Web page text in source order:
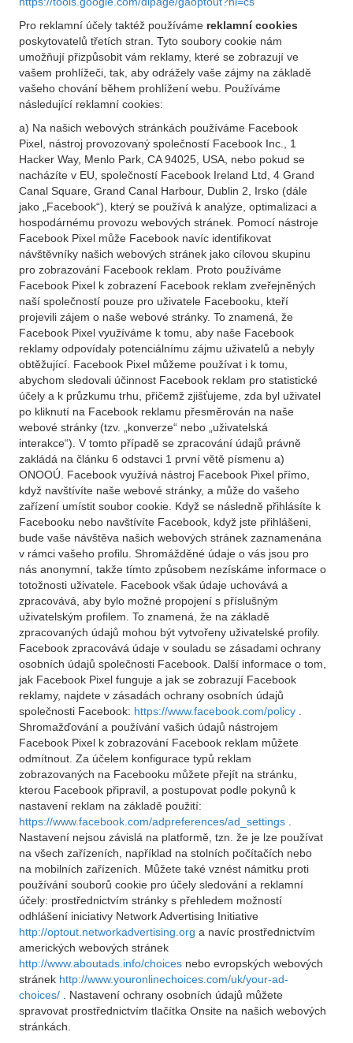
Pro reklamní účely taktéž používáme reklamní cookies
poskytovatelů třetích stran. Tyto soubory cookie nám
umožňují přizpůsobit vám reklamy, které se zobrazují ve
vašem prohlížeči, tak, aby odrážely vaše zájmy na základě
vašeho chování během prohlížení webu. Používáme
následující reklamní cookies:
a) Na našich webových stránkách používáme Facebook
Pixel, nástroj provozovaný společností Facebook Inc., 1
Hacker Way, Menlo Park, CA 94025, USA, nebo pokud se
nacházíte v EU, společností Facebook Ireland Ltd, 4 Grand
Canal Square, Grand Canal Harbour, Dublin 2, Irsko (dále
jako „Facebook“), který se používá k analýze, optimalizaci a
hospodárnému provozu webových stránek. Pomocí nástroje
Facebook Pixel může Facebook navíc identifikovat
návštěvníky našich webových stránek jako cílovou skupinu
pro zobrazování Facebook reklam. Proto používáme
Facebook Pixel k zobrazení Facebook reklam zveřejněných
naší společností pouze pro uživatele Facebooku, kteří
projevili zájem o naše webové stránky. To znamená, že
Facebook Pixel využíváme k tomu, aby naše Facebook
reklamy odpovídaly potenciálnímu zájmu uživatelů a nebyly
obtěžující. Facebook Pixel můžeme používat i k tomu,
abychom sledovali účinnost Facebook reklam pro statistické
účely a k průzkumu trhu, přičemž zjišťujeme, zda byl uživatel
po kliknutí na Facebook reklamu přesměrován na naše
webové stránky (tzv. „konverze“ nebo „uživatelská
interakce“). V tomto případě se zpracování údajů právně
zakládá na článku 6 odstavci 1 první větě písmenu a)
ONOOÚ. Facebook využívá nástroj Facebook Pixel přímo,
když navštívíte naše webové stránky, a může do vašeho
zařízení umístit soubor cookie. Když se následně přihlásíte k
Facebooku nebo navštívíte Facebook, když jste přihlášeni,
bude vaše návštěva našich webových stránek zaznamenána
v rámci vašeho profilu. Shromážděné údaje o vás jsou pro
nás anonymní, takže tímto způsobem nezískáme informace o
totožnosti uživatele. Facebook však údaje uchovává a
zpracovává, aby bylo možné propojení s příslušným
uživatelským profilem. To znamená, že na základě
zpracovaných údajů mohou být vytvořeny uživatelské profily.
Facebook zpracovává údaje v souladu se zásadami ochrany
osobních údajů společnosti Facebook. Další informace o tom,
jak Facebook Pixel funguje a jak se zobrazují Facebook
reklamy, najdete v zásadách ochrany osobních údajů
společnosti Facebook: https://www.facebook.com/policy
Shromažďování a používání vašich údajů nástrojem
Facebook Pixel k zobrazování Facebook reklam můžete
odmítnout. Za účelem konfigurace typů reklam
zobrazovaných na Facebooku můžete přejít na stránku,
kterou Facebook připravil, a postupovat podle pokynů k
nastavení reklam na základě použití:
https://www.facebook.com/adpreferences/ad_settings
Nastavení nejsou závislá na platformě, tzn. že je lze používat
na všech zařízeních, například na stolních počítačích nebo
na mobilních zařízeních. Můžete také vznést námitku proti
používání souborů cookie pro účely sledování a reklamní
účely: prostřednictvím stránky s přehledem možností
odhlášení iniciativy Network Advertising Initiative
http://optout.networkadvertising.org a navíc prostřednictvím
amerických webových stránek
http://www.aboutads.info/choices nebo evropských webových
stránek http://www.youronlinechoices.com/uk/your-ad-
choices/
. Nastavení ochrany osobních údajů můžete
spravovat prostřednictvím tlačítka Onsite na našich webových
stránkách.